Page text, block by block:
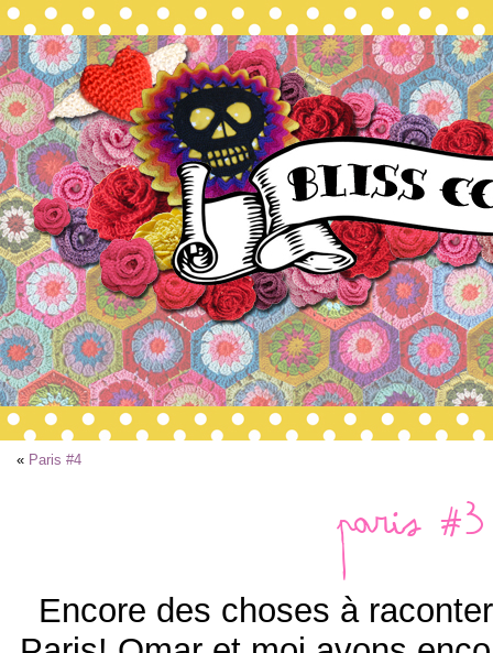
« Paris #4
Paris #3
Encore des choses à